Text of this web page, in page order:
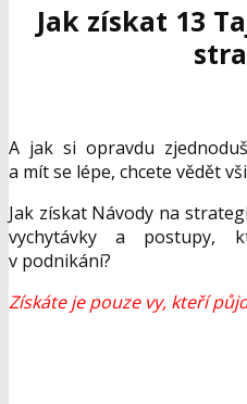
Jak získat 13
A jak si opravdu
a mít se lépe, chcete vědět
Jak získat Návody na
vychytávky a postupy,
v podnikání?
Získáte je pouze vy, kteří